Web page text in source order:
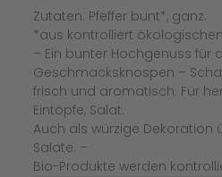
Zutaten: Pfeffer bunt*, ganz.
*aus kontrolliert
– Ein bunter Hochgenuss für
Geschmacksknospen –
frisch und aromatisch. Für
Eintöpfe, Salat.
Auch als würzige Dekoration
Salate. –
Bio-Produkte werden